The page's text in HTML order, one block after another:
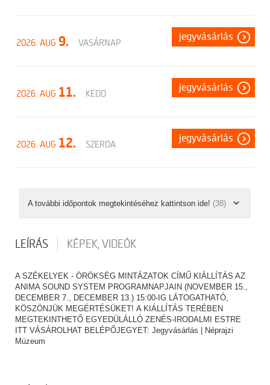
2026. AUG 9. VASÁRNAP
jegyvásárlás
2026. AUG 11. KEDD
jegyvásárlás
2026. AUG 12. SZERDA
jegyvásárlás
A további időpontok megtekintéséhez kattintson ide! (38)
LEÍRÁS KÉPEK, VIDEÓK
A SZÉKELYEK - ÖRÖKSÉG MINTÁZATOK CÍMŰ KIÁLLÍTÁS AZ
ANIMA SOUND SYSTEM PROGRAMNAPJAIN (NOVEMBER 15.,
DECEMBER 7., DECEMBER 13.) 15:00-IG LÁTOGATHATÓ,
KÖSZÖNJÜK MEGÉRTÉSÜKET! A KIÁLLÍTÁS TERÉBEN
MEGTEKINTHETŐ EGYEDÜLÁLLÓ ZENÉS-IRODALMI ESTRE
ITT VÁSÁROLHAT BELÉPŐJEGYET: Jegyvásárlás | Néprajzi
Múzeum